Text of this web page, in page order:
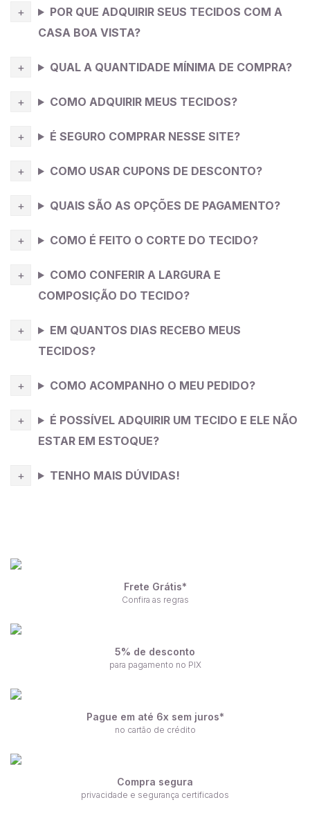
eventos formais, festas e ocasiões especiais. É uma
excelente escolha para vestidos de gala, vestidos de
noturnos.
POR QUE ADQUIRIR SEUS TECIDOS COM A
CASA BOA VISTA?
QUAL A QUANTIDADE MÍNIMA DE COMPRA?
COMO ADQUIRIR MEUS TECIDOS?
É SEGURO COMPRAR NESSE SITE?
COMO USAR CUPONS DE DESCONTO?
QUAIS SÃO AS OPÇÕES DE PAGAMENTO?
COMO É FEITO O CORTE DO TECIDO?
COMO CONFERIR A LARGURA E
COMPOSIÇÃO DO TECIDO?
EM QUANTOS DIAS RECEBO MEUS
TECIDOS?
COMO ACOMPANHO O MEU PEDIDO?
É POSSÍVEL ADQUIRIR UM TECIDO E ELE NÃO
ESTAR EM ESTOQUE?
TENHO MAIS DÚVIDAS!
Frete Grátis*
Confira as regras
5% de desconto
para pagamento no PIX
Pague em até 6x sem juros*
no cartão de crédito
Compra segura
privacidade e segurança certificados